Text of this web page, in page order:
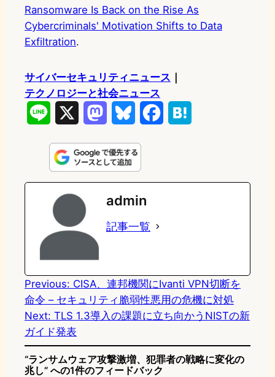
Ransomware Is Back on the Rise As
Cybercriminals' Motivation Shifts to Data
Exfiltration.
サイバーセキュリティニュース
テクノロジーと社会ニュース
n
e
s
t
o
d
n
u
e
s
k
e
k
e
admin
記事一覧
Previous: CISA、連邦機関にIvanti VPN切断を
命令 – セキュリティ脆弱性悪用の危機に対処
Next: TLS 1.3導入の課題に立ち向かうNISTの新
ガイド発表
“ランサムウェア攻撃激増、犯罪者の戦略に変化の
兆し” への1件のフィードバック